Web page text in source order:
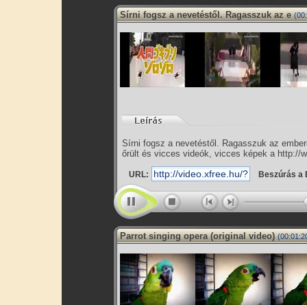
Sírni fogsz a nevetéstől. Ragasszuk az e
Sírni fogsz a nevetéstől. Ragasszuk az
őrült és vicces videók, vicces képek a http://
URL: Beszúrás a
Parrot singing opera (original video)